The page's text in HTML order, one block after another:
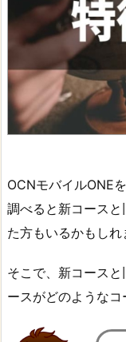
OCNモバイルONE
調べると新コース
た方もいるかもしれ
そこで、新コース
ースがどのようなコ